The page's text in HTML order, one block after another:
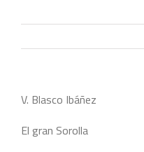
V. Blasco Ibáñez
El gran Sorolla